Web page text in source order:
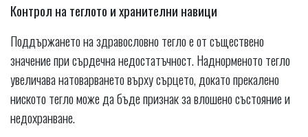
Контрол на теглото и хранителни навици
Поддържането на здравословно тегло е от съществено
значение при сърдечна недостатъчност. Наднорменото тегло
увеличава натоварването върху сърцето, докато прекалено
ниското тегло може да бъде признак за влошено състояние и
недохранване.